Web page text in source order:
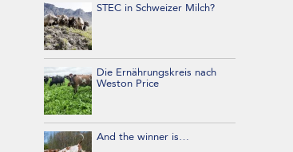
STEC in Schweizer Milch?
Die Ernährungskreis nach
Weston Price
And the winner is…